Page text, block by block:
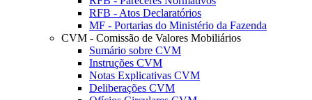
RFB - Atos Declaratórios
MF - Portarias do Ministério da Fazenda
CVM - Comissão de Valores Mobiliários
Sumário sobre CVM
Instruções CVM
Notas Explicativas CVM
Deliberações CVM